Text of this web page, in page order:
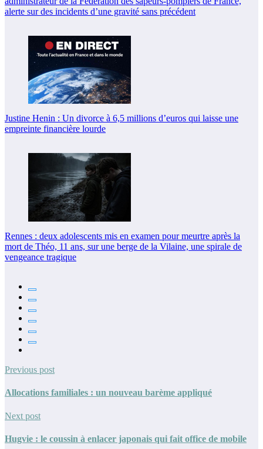
alerte sur des incidents d’une gravité sans précédent
Justine Henin : Un divorce à 6,5 millions d’euros qui laisse une
empreinte financière lourde
Rennes : deux adolescents mis en examen pour meurtre après la
mort de Théo, 11 ans, sur une berge de la Vilaine, une spirale de
vengeance tragique
Previous post
Allocations familiales : un nouveau barème appliqué
Next post
Hugvie : le coussin à enlacer japonais qui fait office de mobile